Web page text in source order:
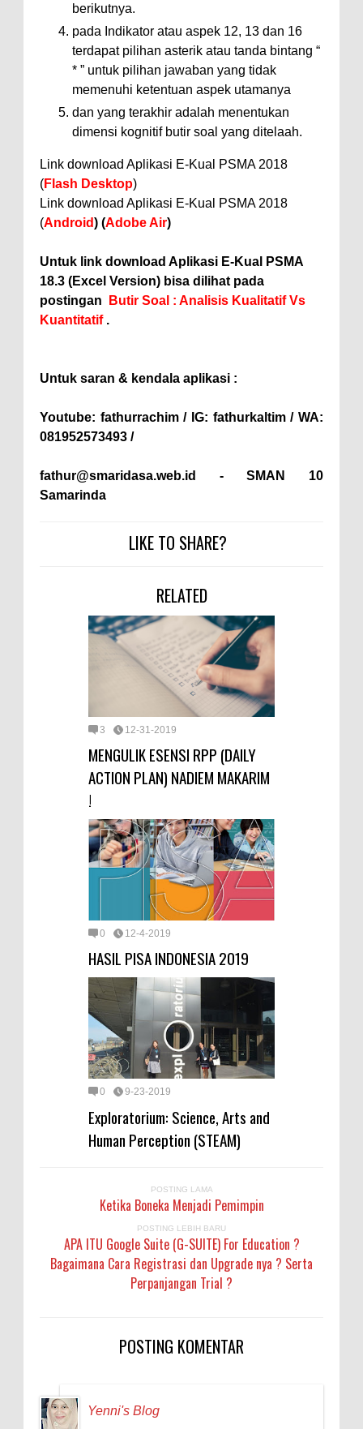
berikutnya.
pada Indikator atau aspek 12, 13 dan 16
terdapat pilihan asterik atau tanda bintang “
* ” untuk pilihan jawaban yang tidak
memenuhi ketentuan aspek utamanya
dan yang terakhir adalah menentukan
dimensi kognitif butir soal yang ditelaah.
Link download Aplikasi E-Kual PSMA 2018
(Flash Desktop)
Link download Aplikasi E-Kual PSMA 2018
(Android) (Adobe Air)
Untuk link download Aplikasi E-Kual PSMA
18.3 (Excel Version) bisa dilihat pada
postingan
Butir Soal : Analisis Kualitatif Vs
Kuantitatif .
Untuk saran & kendala aplikasi :
Youtube: fathurrachim / IG: fathurkaltim / WA:
081952573493 /
fathur@smaridasa.web.id - SMAN 10
Samarinda
LIKE TO SHARE?
RELATED
3 12-31-2019
MENGULIK ESENSI RPP (DAILY
ACTION PLAN) NADIEM MAKARIM
!
0 12-4-2019
HASIL PISA INDONESIA 2019
0 9-23-2019
Exploratorium: Science, Arts and
Human Perception (STEAM)
POSTING LAMA
Ketika Boneka Menjadi Pemimpin
POSTING LEBIH BARU
APA ITU Google Suite (G-SUITE) For Education ?
Bagaimana Cara Registrasi dan Upgrade nya ? Serta
Perpanjangan Trial ?
POSTING KOMENTAR
Yenni's Blog